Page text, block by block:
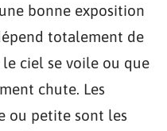
bonne exposition
totalement de
ciel se voile ou que
chute. Les
ou petite sont les